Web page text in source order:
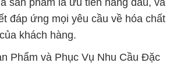
đáp ứng mọi yêu cầu về hóa chất
khách hàng.
Phẩm và Phục Vụ Nhu Cầu Đặc